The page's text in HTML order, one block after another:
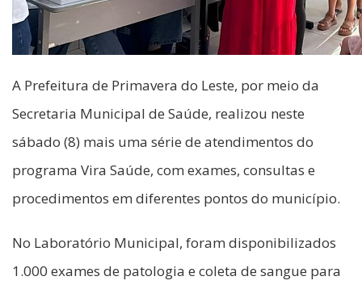
A Prefeitura de Primavera do Leste, por meio da
Secretaria Municipal de Saúde, realizou neste
sábado (8) mais uma série de atendimentos do
programa Vira Saúde, com exames, consultas e
procedimentos em diferentes pontos do município.
No Laboratório Municipal, foram disponibilizados
1.000 exames de patologia e coleta de sangue para